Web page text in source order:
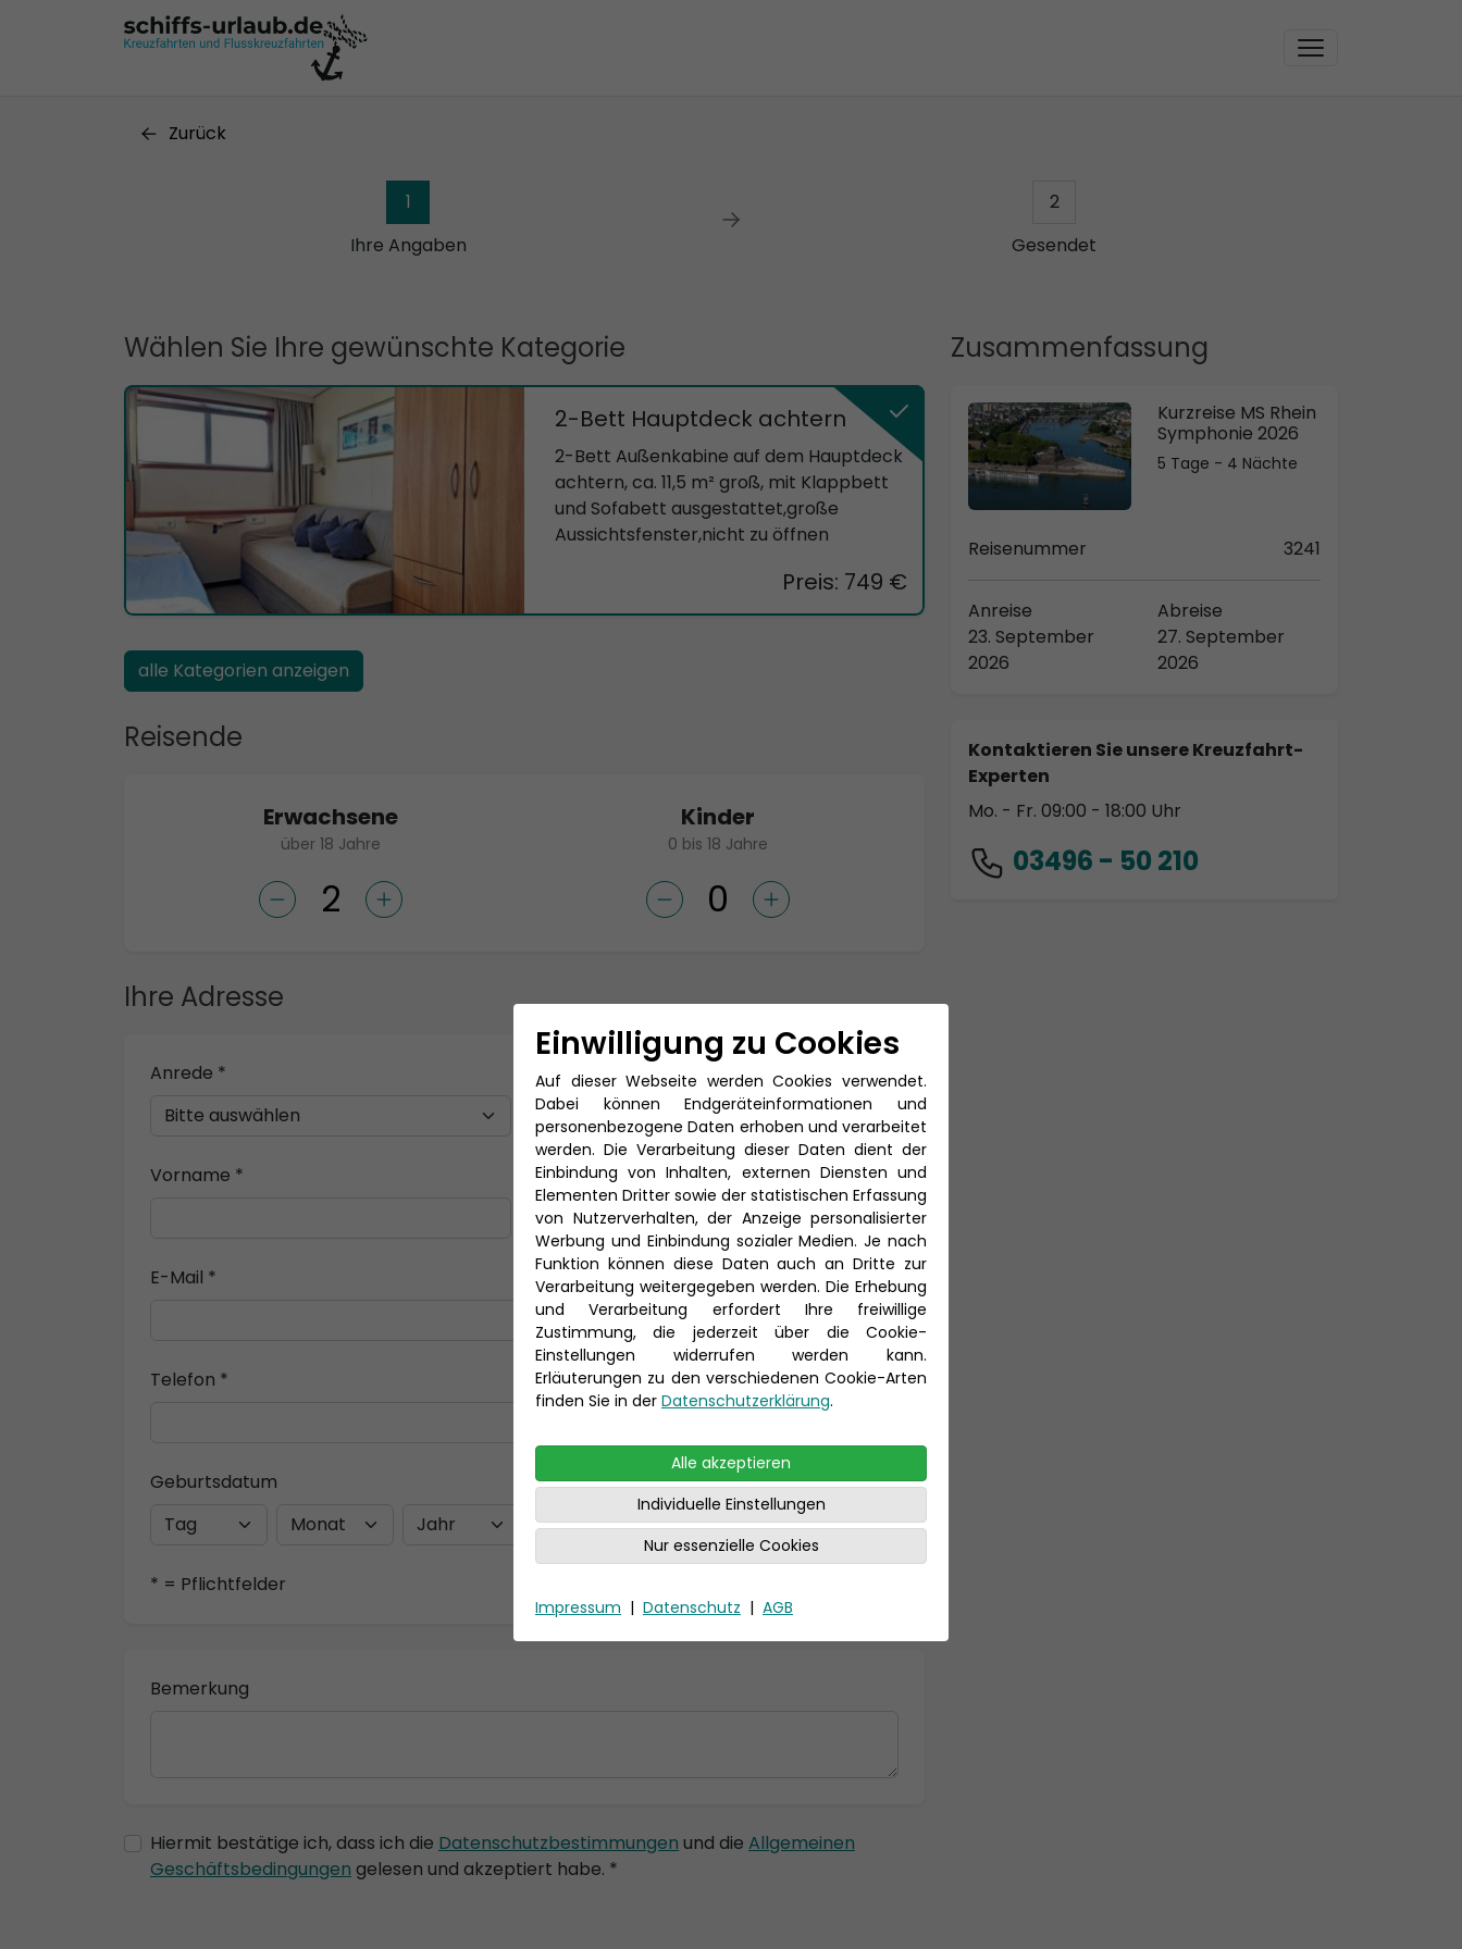
Zurück
1
Ihre Angaben
2
Gesendet
Zusammenfassung
Kurzreise MS Rhein
Symphonie 2026
5 Tage - 4 Nächte
Reisenummer 3241
Anreise
23. September
2026
Abreise
27. September
2026
Kontaktieren Sie unsere Kreuzfahrt-
Experten
Mo. - Fr. 09:00 - 18:00 Uhr
03496 - 50 210
Wählen Sie Ihre gewünschte Kategorie
2-Bett Hauptdeck achtern
2-Bett Außenkabine auf dem Hauptdeck
achtern, ca. 11,5 m² groß, mit Klappbett
und Sofabett ausgestattet,große
Aussichtsfenster,nicht zu öffnen
Preis: 749 €
alle Kategorien anzeigen
Reisende
Erwachsene
über 18 Jahre
Kinder
0 bis 18 Jahre
Ihre Adresse
Anrede * Titel
Vorname * Nachname *
E-Mail *
Telefon *
Geburtsdatum
* = Pflichtfelder
Bemerkung
Hiermit bestätige ich, dass ich die Datenschutzbestimmungen und die Allgemeinen
Geschäftsbedingungen gelesen und akzeptiert habe. *
Einwilligung zu Cookies
Auf dieser Webseite werden Cookies verwendet.
Dabei können Endgeräteinformationen und
personenbezogene Daten erhoben und verarbeitet
werden. Die Verarbeitung dieser Daten dient der
Einbindung von Inhalten, externen Diensten und
Elementen Dritter sowie der statistischen Erfassung
von Nutzerverhalten, der Anzeige personalisierter
Werbung und Einbindung sozialer Medien. Je nach
Funktion können diese Daten auch an Dritte zur
Verarbeitung weitergegeben werden. Die Erhebung
und Verarbeitung erfordert Ihre freiwillige
Zustimmung, die jederzeit über die Cookie-
Einstellungen widerrufen werden kann.
Erläuterungen zu den verschiedenen Cookie-Arten
finden Sie in der Datenschutzerklärung.
Alle akzeptieren
Individuelle Einstellungen
Nur essenzielle Cookies
Impressum | Datenschutz | AGB